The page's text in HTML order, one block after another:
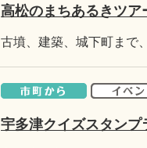
高松のまちあるきツ
宇多津クイズスタンプ